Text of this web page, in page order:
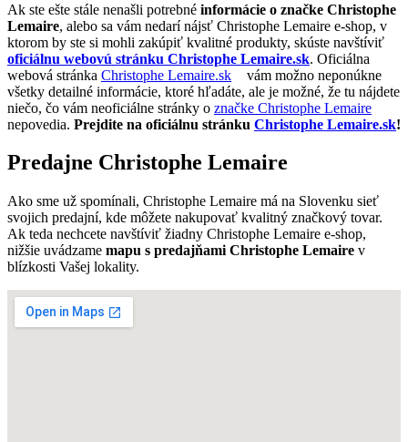
Ak ste ešte stále nenašli potrebné informácie o značke Christophe
Lemaire, alebo sa vám nedarí nájsť Christophe Lemaire e-shop, v
ktorom by ste si mohli zakúpiť kvalitné produkty, skúste navštíviť
oficiálnu webovú stránku Christophe Lemaire.sk. Oficiálna
webová stránka Christophe Lemaire.sk
vám možno neponúkne
všetky detailné informácie, ktoré hľadáte, ale je možné, že tu nájdete
niečo, čo vám neoficiálne stránky o značke Christophe Lemaire
nepovedia. Prejdite na oficiálnu stránku Christophe Lemaire.sk!
Predajne Christophe Lemaire
Ako sme už spomínali, Christophe Lemaire má na Slovenku sieť
svojich predajní, kde môžete nakupovať kvalitný značkový tovar.
Ak teda nechcete navštíviť žiadny Christophe Lemaire e-shop,
nižšie uvádzame mapu s predajňami Christophe Lemaire v
blízkosti Vašej lokality.